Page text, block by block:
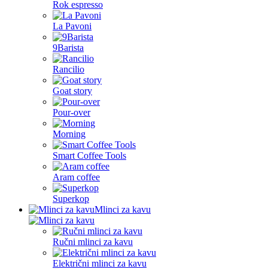
Rok espresso
La Pavoni
9Barista
Rancilio
Goat story
Pour-over
Morning
Smart Coffee Tools
Aram coffee
Superkop
Mlinci za kavu
Ručni mlinci za kavu
Električni mlinci za kavu